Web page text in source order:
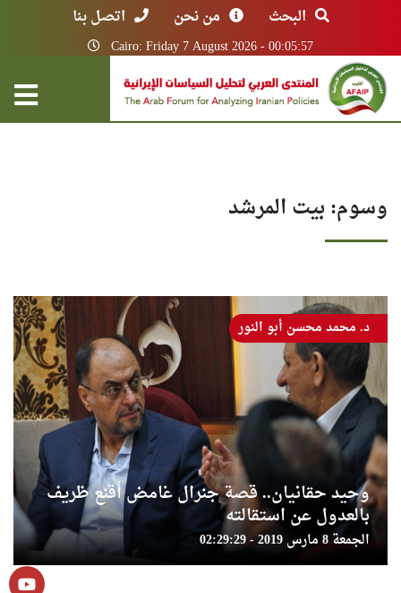
البحث من نحن اتصل بنا
Cairo: Friday 7 August 2026 - 00:05:57
وسوم: بيت المرشد
وحيد حقانيان.. قصة جنرال غامض أقنع ظريف
بالعدول عن استقالته
الجمعة 8 مارس 2019 - 02:29:29
د. محمد محسن أبو النور